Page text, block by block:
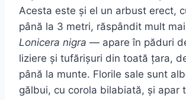
Acesta este și el un arbust erect,
până la 3 metri, răspândit mult
Lonicera nigra — apare în păduri
liziere și tufărișuri din toată țara,
până la munte. Florile sale sunt
gălbui, cu corola bilabiată, și apar